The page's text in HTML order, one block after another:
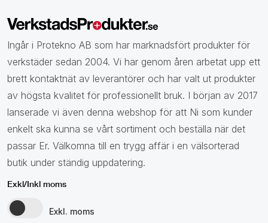
Ingår i Protekno AB som har marknadsfört produkter för
verkstäder sedan 2004. Vi har genom åren arbetat upp ett
brett kontaktnät av leverantörer och har valt ut produkter
av högsta kvalitet för professionellt bruk. I början av 2017
lanserade vi även denna webshop för att Ni som kunder
enkelt ska kunna se vårt sortiment och beställa när det
passar Er. Välkomna till en trygg affär i en välsorterad
butik under ständig uppdatering.
Exkl/Inkl moms
Exkl. moms